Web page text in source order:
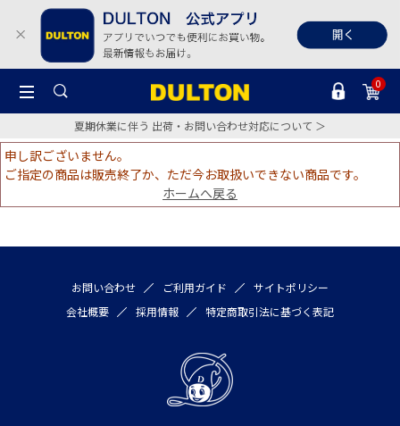
0
夏期休業に伴う 出荷・お問い合わせ対応について ＞
申し訳ございません。
ご指定の商品は販売終了か、ただ今お取扱いできない商品です。
ホームへ戻る
お問い合わせ ご利用ガイド
サイトポリシー
会社概要
採用情報 特定商取引法に基づく表記